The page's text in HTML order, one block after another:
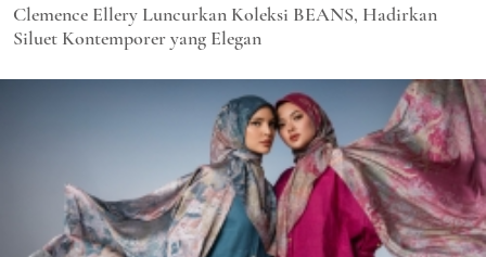
Clemence Ellery Luncurkan Koleksi BEANS, Hadirkan
Siluet Kontemporer yang Elegan